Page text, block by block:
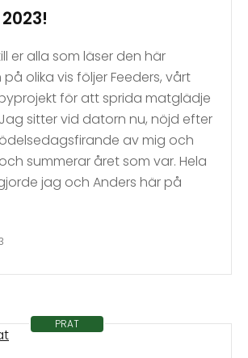
er alla som läser den här
olika vis följer Feeders, vårt
för att sprida matglädje
sitter vid datorn nu, nöjd efter
av mig och
summerar året som var. Hela
jag och Anders här på
PRAT